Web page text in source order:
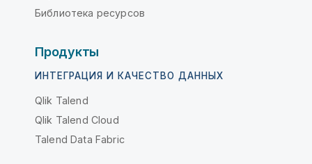
Библиотека ресурсов
Продукты
ИНТЕГРАЦИЯ И КАЧЕСТВО ДАННЫХ
Qlik Talend
Qlik Talend Cloud
Talend Data Fabric